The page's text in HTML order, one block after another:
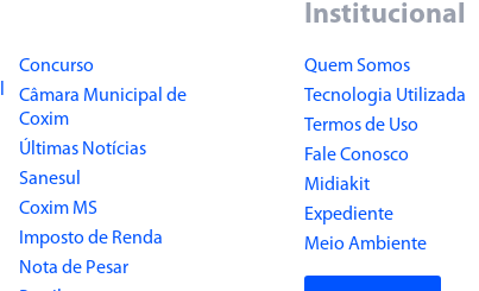
Concurso
Câmara Municipal de
Coxim
Últimas Notícias
Sanesul
Coxim MS
Imposto de Renda
Nota de Pesar
Institucional
Quem Somos
Tecnologia Utilizada
Termos de Uso
Fale Conosco
Midiakit
Expediente
Meio Ambiente